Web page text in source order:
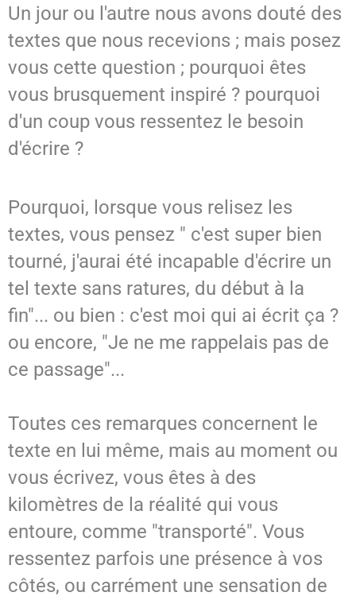
Un jour ou l'autre nous avons douté des
textes que nous recevions ; mais posez
vous cette question ; pourquoi êtes
vous brusquement inspiré ? pourquoi
d'un coup vous ressentez le besoin
d'écrire ?
Pourquoi, lorsque vous relisez les
textes, vous pensez " c'est super bien
tourné, j'aurai été incapable d'écrire un
tel texte sans ratures, du début à la
fin"... ou bien : c'est moi qui ai écrit ça ?
ou encore, "Je ne me rappelais pas de
ce passage"...
Toutes ces remarques concernent le
texte en lui même, mais au moment ou
vous écrivez, vous êtes à des
kilomètres de la réalité qui vous
entoure, comme "transporté". Vous
ressentez parfois une présence à vos
côtés, ou carrément une sensation de